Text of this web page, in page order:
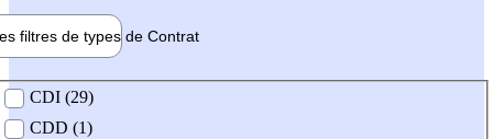
filtres de types de Contrat
contrat
CDI (29)
CDD (1)